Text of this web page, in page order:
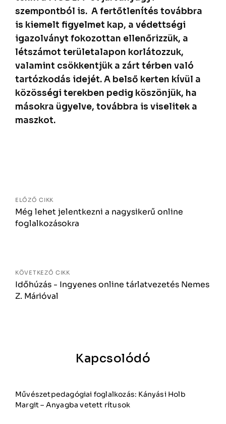
szempontból is. A fertőtlenítés továbbra
is kiemelt figyelmet kap, a védettségi
igazolványt fokozottan ellenőrizzük, a
létszámot területalapon korlátozzuk,
valamint csökkentjük a zárt térben való
tartózkodás idejét. A belső kerten kívül a
közösségi terekben pedig köszönjük, ha
másokra ügyelve, továbbra is viselitek a
maszkot.
ELŐZŐ CIKK
Még lehet jelentkezni a nagysikerű online
foglalkozásokra
KÖVETKEZŐ CIKK
Időhúzás - Ingyenes online tárlatvezetés Nemes
Z. Márióval
Kapcsolódó
Művészetpedagógiai foglalkozás: Kányási Holb
Margit – Anyagba vetett rítusok